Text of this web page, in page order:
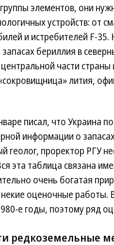
элементов, они
устройств: от
и истребителей F-
бериллия в
части
лития,
писал, что Украина
информации о
геолог, проректор РГУ
эта таблица связана
очень богатая
оценочные работы.
е годы, поэтому ряд
редкоземельные